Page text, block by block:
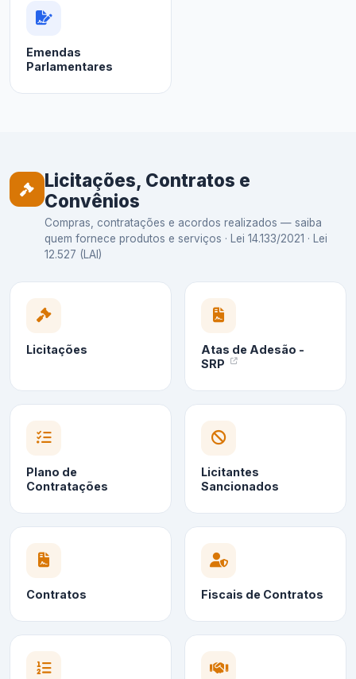
Emendas
Parlamentares
Licitações, Contratos e
Convênios
Compras, contratações e acordos realizados — saiba
quem fornece produtos e serviços · Lei 14.133/2021 · Lei
12.527 (LAI)
Licitações
Atas de Adesão -
SRP
Plano de
Contratações
Licitantes
Sancionados
Contratos Fiscais de Contratos